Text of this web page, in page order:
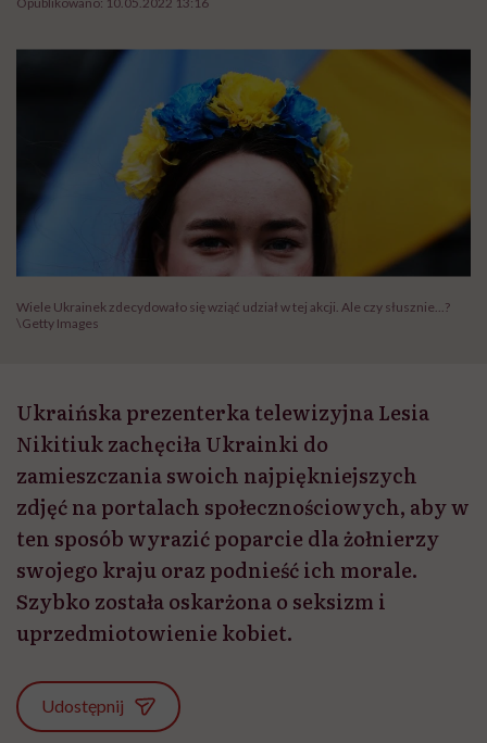
Wiele Ukrainek zdecydowało się wziąć udział w tej akcji. Ale czy słusznie...?
\Getty Images
Ukraińska prezenterka telewizyjna Lesia
Nikitiuk zachęciła Ukrainki do
zamieszczania swoich najpiękniejszych
zdjęć na portalach społecznościowych, aby w
ten sposób wyrazić poparcie dla żołnierzy
swojego kraju oraz podnieść ich morale.
Szybko została oskarżona o seksizm i
uprzedmiotowienie kobiet.
Udostępnij